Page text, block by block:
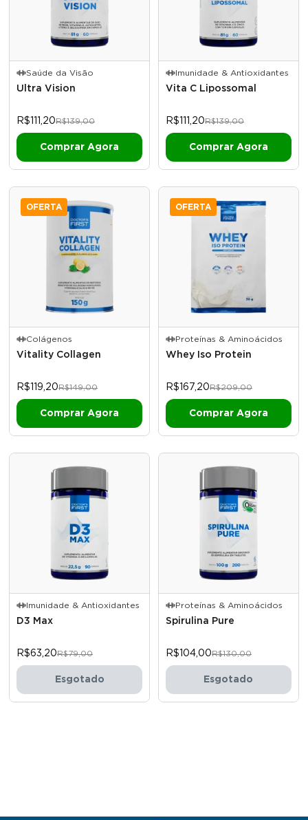
Saúde da Visão
Ultra Vision
R$111,20R$139,00
Imunidade & Antioxidantes
Vita C Lipossomal
R$111,20R$139,00
OFERTA
Colágenos
Vitality Collagen
R$119,20R$149,00
Comprar Agora
OFERTA
Proteínas & Aminoácidos
Whey Iso Protein
R$167,20R$209,00
Comprar Agora
Imunidade & Antioxidantes
D3 Max
R$63,20R$79,00
Esgotado
Proteínas & Aminoácidos
Spirulina Pure
R$104,00R$130,00
Esgotado